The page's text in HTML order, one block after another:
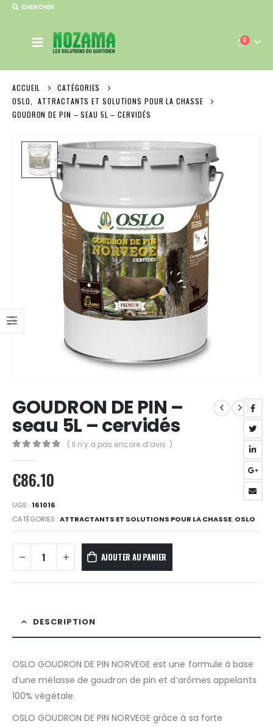
CHERCHER
0
ACCUEIL
CATÉGORIES
OSLO
ATTRACTANTS ET SOLUTIONS POUR LA CHASSE
GOUDRON DE PIN – SEAU 5L – CERVIDÉS
GOUDRON DE PIN –
seau 5L – cervidés
( Il n’y a pas encore d’avis. )
€86.10
UGS :161016
CATÉGORIES :ATTRACTANTS ET SOLUTIONS POUR LA CHASSE, OSLO
AJOUTER AU PANIER
DESCRIPTION
OSLO GOUDRON DE PIN NORVEGE est une formule à base
d’une mélasse de goudron de pin et d’arômes appelants
100% végétale.
OSLO GOUDRON DE PIN NORVEGE grâce à sa forte